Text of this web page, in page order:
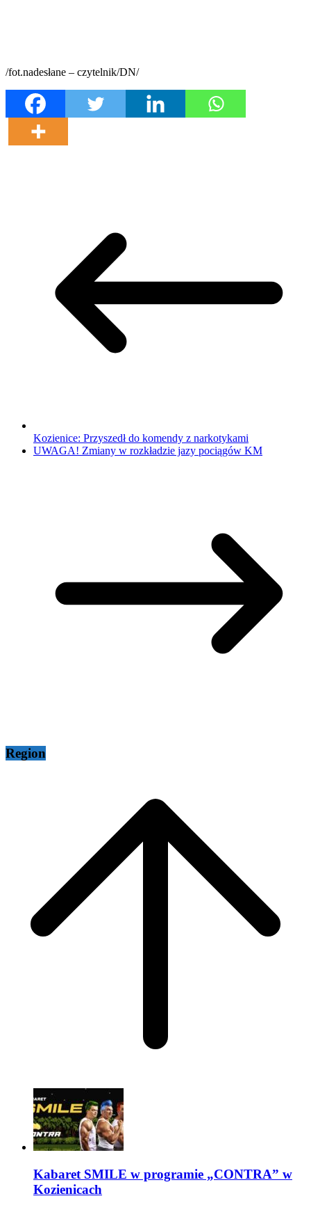
/fot.nadesłane – czytelnik/DN/
Kozienice: Przyszedł do komendy z narkotykami
UWAGA! Zmiany w rozkładzie jazy pociągów KM
Region
Kabaret SMILE w programie „CONTRA” w
Kozienicach